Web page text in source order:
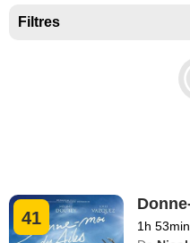
Filtres
41 1h 53min